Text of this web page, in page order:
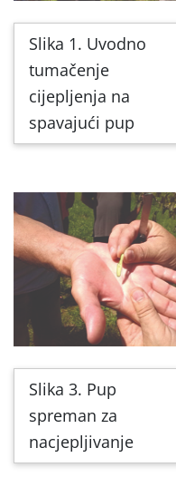
Slika 1. Uvodno
tumačenje
cijepljenja na
spavajući pup
Slika 3. Pup
spreman za
nacjepljivanje